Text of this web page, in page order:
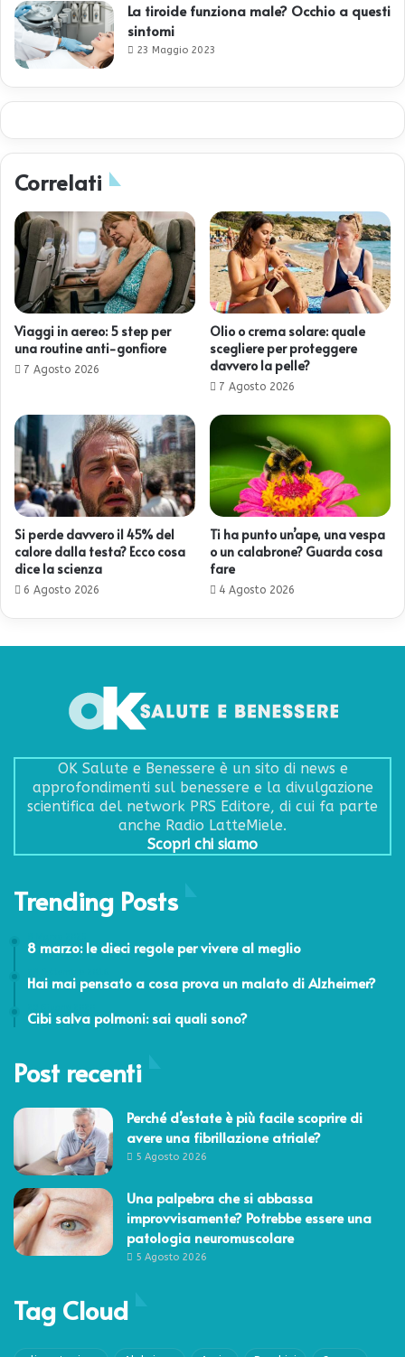
La tiroide funziona male? Occhio a questi
sintomi
23 Maggio 2023
Correlati
Viaggi in aereo: 5 step per
una routine anti-gonfiore
7 Agosto 2026
Olio o crema solare: quale
scegliere per proteggere
davvero la pelle?
7 Agosto 2026
Si perde davvero il 45% del
calore dalla testa? Ecco cosa
dice la scienza
6 Agosto 2026
Ti ha punto un’ape, una vespa
o un calabrone? Guarda cosa
fare
4 Agosto 2026
OK Salute e Benessere è un sito di news e
approfondimenti sul benessere e la divulgazione
scientifica del network PRS Editore, di cui fa parte
anche Radio LatteMiele.
Scopri chi siamo
Trending Posts
8 marzo: le dieci regole per vivere al meglio
Hai mai pensato a cosa prova un malato di Alzheimer?
Cibi salva polmoni: sai quali sono?
Post recenti
Perché d’estate è più facile scoprire di
avere una fibrillazione atriale?
5 Agosto 2026
Una palpebra che si abbassa
improvvisamente? Potrebbe essere una
patologia neuromuscolare
5 Agosto 2026
Tag Cloud